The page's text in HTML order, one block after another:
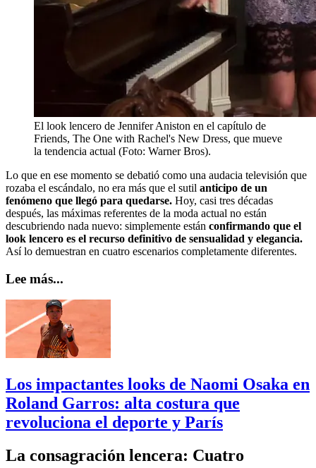
El look lencero de Jennifer Aniston en el capítulo de
Friends, The One with Rachel's New Dress, que mueve
la tendencia actual (Foto: Warner Bros).
Lo que en ese momento se debatió como una audacia televisión que
rozaba el escándalo, no era más que el sutil anticipo de un
fenómeno que llegó para quedarse. Hoy, casi tres décadas
después, las máximas referentes de la moda actual no están
descubriendo nada nuevo: simplemente están confirmando que el
look lencero es el recurso definitivo de sensualidad y elegancia.
Así lo demuestran en cuatro escenarios completamente diferentes.
Lee más...
Los impactantes looks de Naomi Osaka en
Roland Garros: alta costura que
revoluciona el deporte y París
La consagración lencera: Cuatro